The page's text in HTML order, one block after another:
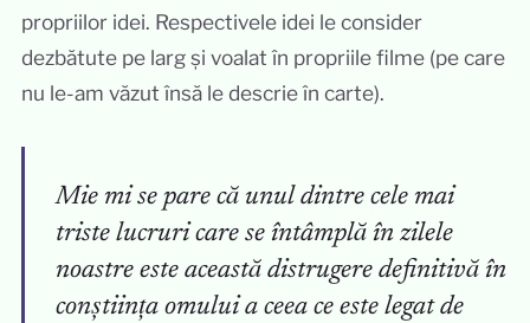
propriilor idei. Respectivele idei le consider
dezbătute pe larg și voalat în propriile filme (pe care
nu le-am văzut însă le descrie în carte).
Mie mi se pare că unul dintre cele mai
triste lucruri care se întâmplă în zilele
noastre este această distrugere definitivă în
conștiința omului a ceea ce este legat de